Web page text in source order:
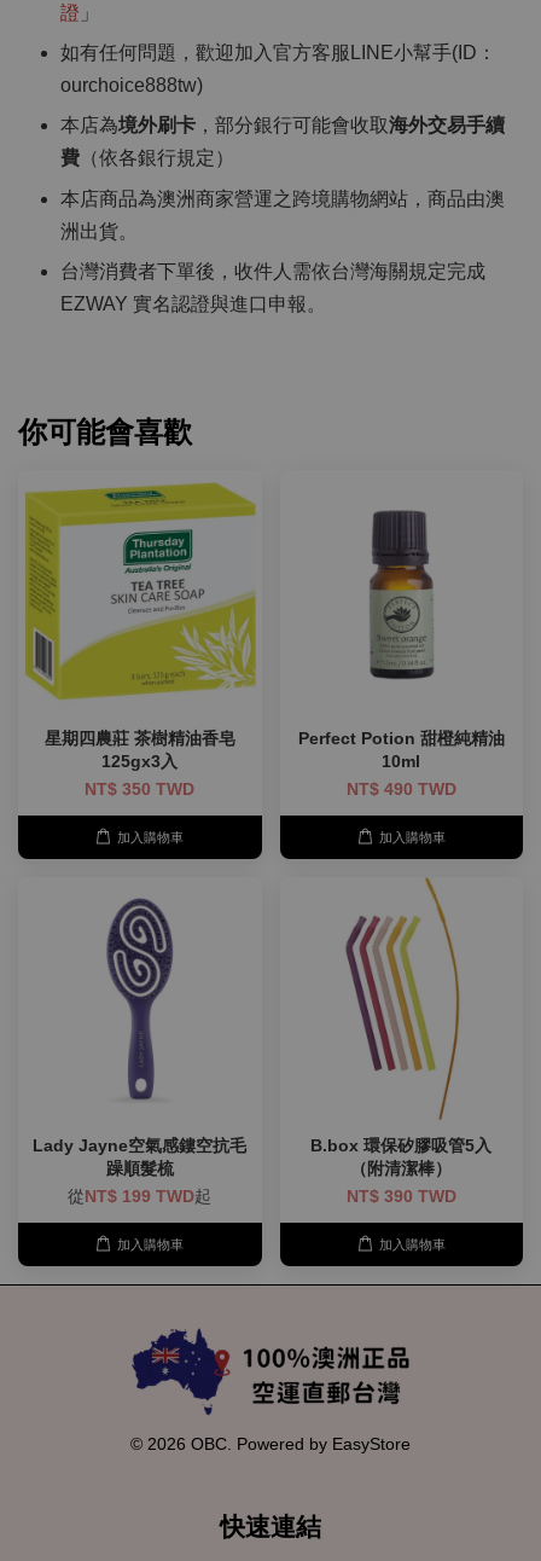
證 」
如有任何問題，歡迎加入官方客服LINE小幫手(ID：
ourchoice888tw)
本店為境外刷卡 ，部分銀行可能會收取海外交易手續
費 （依各銀行規定）
本店商品為澳洲商家營運之跨境購物網站，商品由澳
洲出貨。
台灣消費者下單後，收件人需依台灣海關規定完成
EZWAY 實名認證與進口申報。
你可能會喜歡
星期四農莊 茶樹精油香皂
125gx3入
NT$ 350 TWD
加入購物車
Perfect Potion 甜橙純精油
10ml
NT$ 490 TWD
加入購物車
Lady Jayne空氣感鏤空抗毛
躁順髮梳
從NT$ 199 TWD起
加入購物車
B.box 環保矽膠吸管5入
（附清潔棒）
NT$ 390 TWD
加入購物車
© 2026 OBC. Powered by EasyStore
快速連結